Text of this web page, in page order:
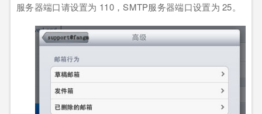
服务器端口请设置为 110，SMTP服务器端口设置为25。